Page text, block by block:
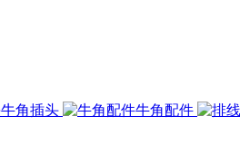
牛角插头 牛角配件